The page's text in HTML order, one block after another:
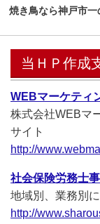
焼き鳥なら神戸市
当ＨＰ作成
WEBマーケティ
株式会社WEBマ
サイト
http://
社会保険労務士
地域別、業務別
http://